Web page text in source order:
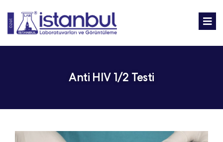
Anti HIV 1/2 Testi